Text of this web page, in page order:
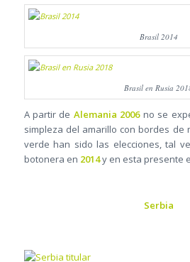
Brasil 2014
Brasil en Rusia
A partir de Alemania 2006no se
simpleza del amarillo con bordes de
verde han sido las elecciones, tal
botonera en 2014y en esta presente
Serbia